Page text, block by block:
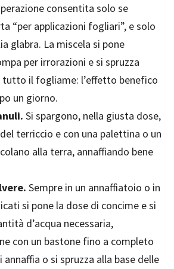
consentita solo se
“per applicazioni fogliari”, e solo
glabra. La miscela si pone
per irrorazioni e si spruzza
tutto il fogliame: l’effetto benefico
un giorno.
Si spargono, nella giusta dose,
terriccio e con una palettina o un
alla terra, annaffiando bene
Sempre in un annaffiatoio o in
si pone la dose di concime e si
d’acqua necessaria,
con un bastone fino a completo
o si spruzza alla base delle